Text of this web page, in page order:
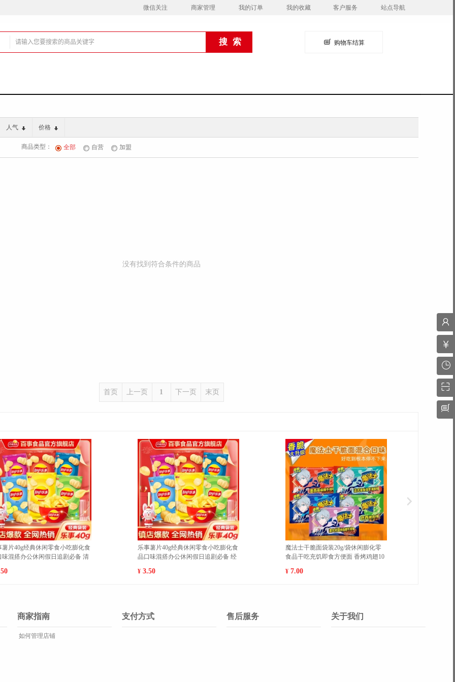
微信关注 商家管理 我的订单 我的收藏 客户服务 站点导航
购物车结算
人气 价格
商品类型： 全部 自营 加盟
没有找到符合条件的商品
首页 上一页 1 下一页 末页
魔法士干脆面袋装20g/袋休闲膨化零
食品干吃充饥即食方便面 巴西烤肉10
爱敬粉底液干皮油皮遮瑕保湿24h持久
不脱妆控油水润奶油肌轻薄服帖保湿
【邻药堂】医用人体红外线耳温仪高
精准度充电家庭必备婴儿儿童可用额
商家指南
如何管理店铺
支付方式 售后服务 关于我们